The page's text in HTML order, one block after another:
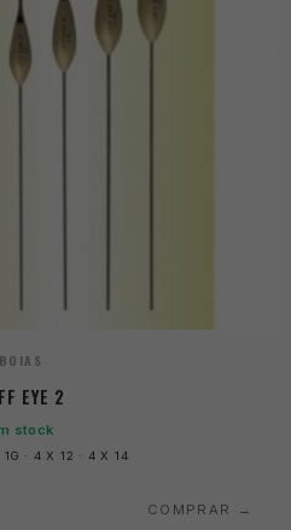
BOIAS
EYE 2
stock
1G · 4 X 12 · 4 X 14
COMPRAR